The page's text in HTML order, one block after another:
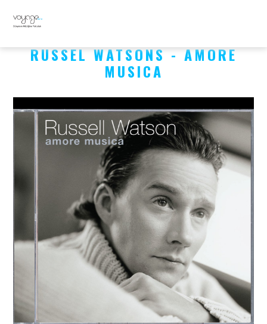
RUSSEL WATSONS - AMORE
MUSICA